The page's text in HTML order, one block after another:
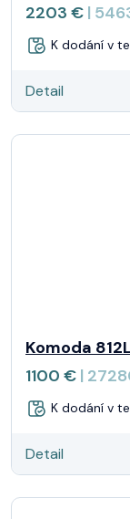
2203 € |
K dodání v
Detail
Komoda
1100 € |
K dodání v
Detail